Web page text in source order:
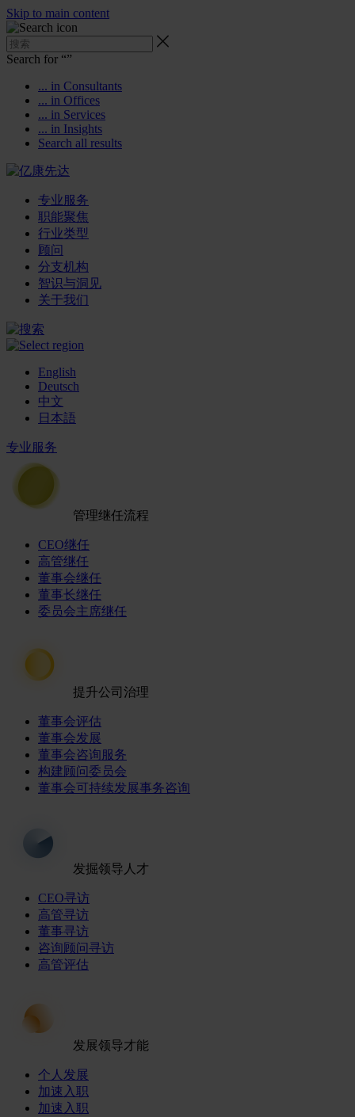
Skip to main content
Search for “”
... in Consultants
... in Offices
... in Services
... in Insights
Search all results
专业服务
职能聚焦
行业类型
顾问
分支机构
智识与洞见
关于我们
English
Deutsch
中文
日本語
专业服务
管理继任流程
CEO继任
高管继任
董事会继任
董事长继任
委员会主席继任
提升公司治理
董事会评估
董事会发展
董事会咨询服务
构建顾问委员会
董事会可持续发展事务咨询
发掘领导人才
CEO寻访
高管寻访
董事寻访
咨询顾问寻访
高管评估
发展领导才能
个人发展
加速入职
加速入职